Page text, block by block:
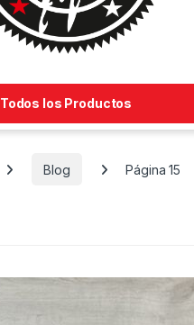
Todos los Productos
Blog Página 15